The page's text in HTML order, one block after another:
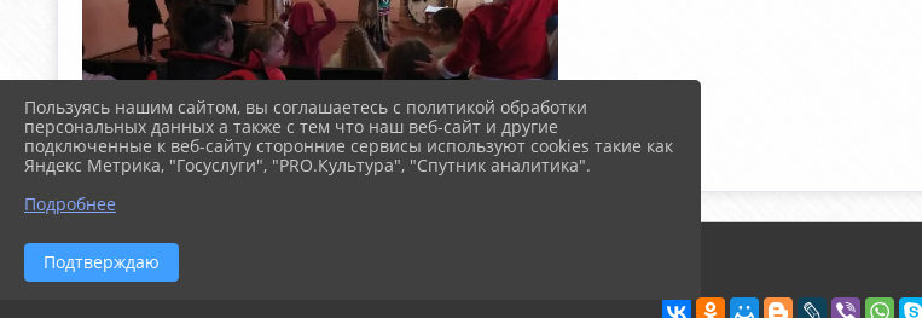
Пользуясь нашим сайтом, вы соглашаетесь с политикой обработки
персональных данных а также с тем что наш веб-сайт и другие
подключенные к веб-сайту сторонние сервисы используют cookies такие как
Яндекс Метрика, "Госуслуги", "PRO.Культура", "Спутник аналитика".
Подробнее
Подтверждаю